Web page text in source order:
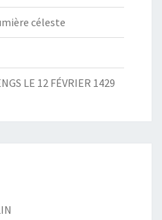
céleste
LE 12 FÉVRIER 1429